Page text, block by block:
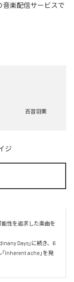
音楽配信サービスで
百音羽栗
ジ
性を追求した楽曲を
Days」に続き、6
Inherent ache」を発